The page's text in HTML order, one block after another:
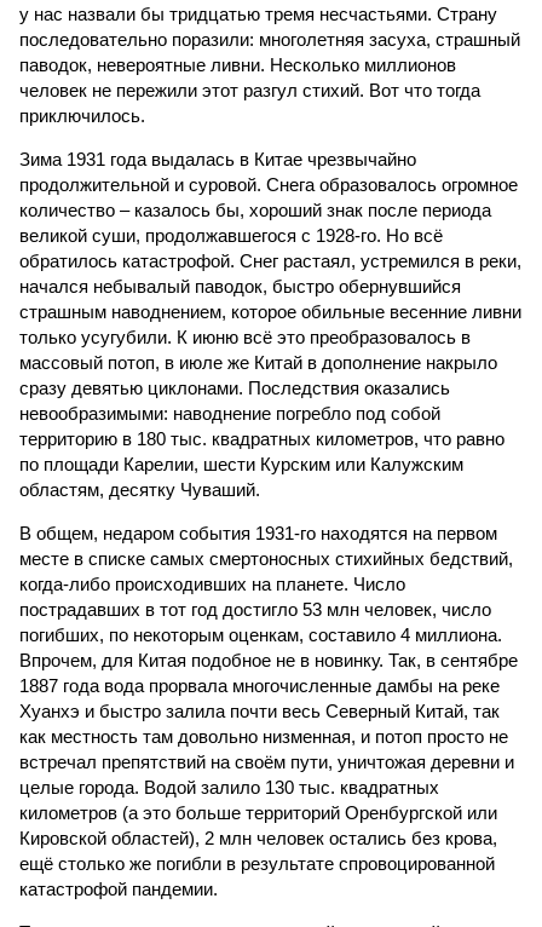
у нас назвали бы тридцатью тремя несчастьями. Страну
последовательно поразили: многолетняя засуха, страшный
паводок, невероятные ливни. Несколько миллионов
человек не пережили этот разгул стихий. Вот что тогда
приключилось.
Зима 1931 года выдалась в Китае чрезвычайно
продолжительной и суровой. Снега образовалось огромное
количество – казалось бы, хороший знак после периода
великой суши, продолжавшегося с 1928-го. Но всё
обратилось катастрофой. Снег растаял, устремился в реки,
начался небывалый паводок, быстро обернувшийся
страшным наводнением, которое обильные весенние ливни
только усугубили. К июню всё это преобразовалось в
массовый потоп, в июле же Китай в дополнение накрыло
сразу девятью циклонами. Последствия оказались
невообразимыми: наводнение погребло под собой
территорию в 180 тыс. квадратных километров, что равно
по площади Карелии, шести Курским или Калужским
областям, десятку Чуваший.
В общем, недаром события 1931-го находятся на первом
месте в списке самых смертоносных стихийных бедствий,
когда-либо происходивших на планете. Число
пострадавших в тот год достигло 53 млн человек, число
погибших, по некоторым оценкам, составило 4 миллиона.
Впрочем, для Китая подобное не в новинку. Так, в сентябре
1887 года вода прорвала многочисленные дамбы на реке
Хуанхэ и быстро залила почти весь Северный Китай, так
как местность там довольно низменная, и потоп просто не
встречал препятствий на своём пути, уничтожая деревни и
целые города. Водой залило 130 тыс. квадратных
километров (а это больше территорий Оренбургской или
Кировской областей), 2 млн человек остались без крова,
ещё столько же погибли в результате спровоцированной
катастрофой пандемии.